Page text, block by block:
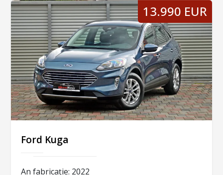
13.990 EUR
Ford Kuga
An fabricație: 2022